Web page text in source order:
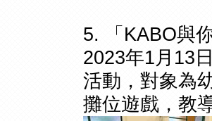
5. 「KABO與
2023年1月13
活動，對象為
攤位遊戲，教